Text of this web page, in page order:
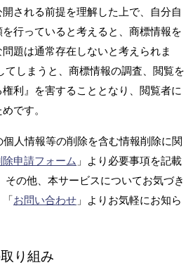
される前提を理解した上で、自分自
行っていると考えると、商標情報を
題は通常存在しないと考えられま
てしまうと、商標情報の調査、閲覧を
利』を害することとなり、閲覧者に
です。
人情報等の削除を含む情報削除に関
除申請フォーム 」より必要事項を記載
その他、本サービスについてお気づき
お問い合わせ 」よりお気軽にお知ら
り組み